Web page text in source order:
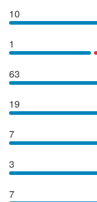
10
1
63
19
7
3
7